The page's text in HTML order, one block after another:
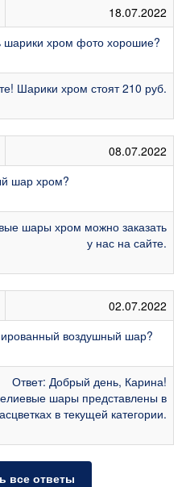
18.07.2022
шарики хром фото хорошие?
Шарики хром стоят 210 руб.
08.07.2022
шар хром?
шары хром можно заказать
у нас на сайте.
02.07.2022
воздушный шар?
Ответ: Добрый день, Карина!
шары представлены в
в текущей категории.
все ответы